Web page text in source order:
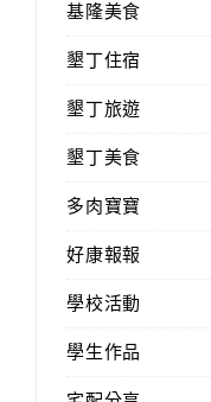
基隆美食
墾丁住宿
墾丁旅遊
墾丁美食
多肉寶寶
好康報報
學校活動
學生作品